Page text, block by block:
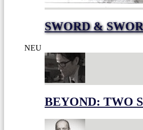
SWORD &
NEU
BEYOND: TWO